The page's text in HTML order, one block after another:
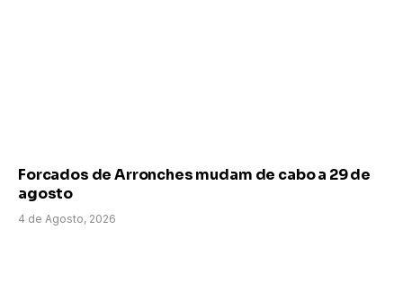
Forcados de Arronches mudam de cabo a 29 de
agosto
4 de Agosto, 2026